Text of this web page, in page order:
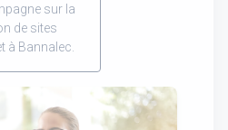
sur la
de sites
à Bannalec.